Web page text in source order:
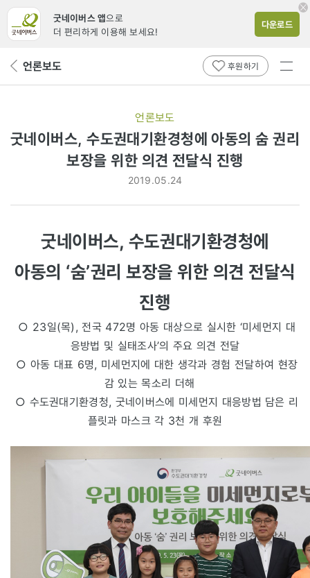
굿네이버스 앱으로
더 편리하게 이용해 보세요!
다운로드
뒤 언론보도 후원하기
전체
언론보도
굿네이버스, 수도권대기환경청에 아동의 숨 권리
보장을 위한 의견 전달식 진행
2019.05.24
굿네이버스, 수도권대기환경청에
아동의 ‘숨’권리 보장을 위한 의견 전달식
진행
○ 23일(목), 전국 472명 아동 대상으로 실시한 ‘미세먼지 대
응방법 및 실태조사’의 주요 의견 전달
○ 아동 대표 6명, 미세먼지에 대한 생각과 경험 전달하여 현장
감 있는 목소리 더해
○ 수도권대기환경청, 굿네이버스에 미세먼지 대응방법 담은 리
플릿과 마스크 각 3천 개 후원